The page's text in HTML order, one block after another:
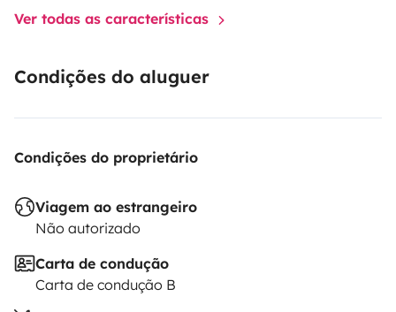
Ver todas as características
Condições do aluguer
Condições do proprietário
Viagem ao estrangeiro
Não autorizado
Carta de condução
Carta de condução B